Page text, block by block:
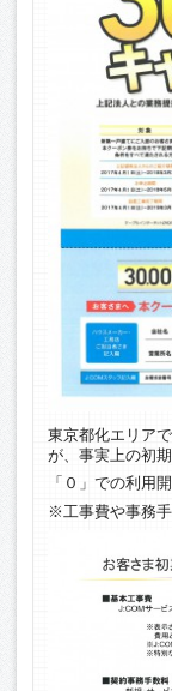
東京都化エリア
が、事実上の初
「０」での利用
※工事費や事務手